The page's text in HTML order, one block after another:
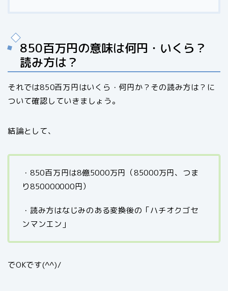
850百万円の意味は何円・いくら？
読み方は？
それでは850百万円はいくら・何円か？その読み方は？に
ついて確認していきましょう。
結論として、
・850百万円は8億5000万円（85000万円、つま
り850000000円）
・読み方はなじみのある変換後の「ハチオクゴセ
ンマンエン」
でOKです(^^)/